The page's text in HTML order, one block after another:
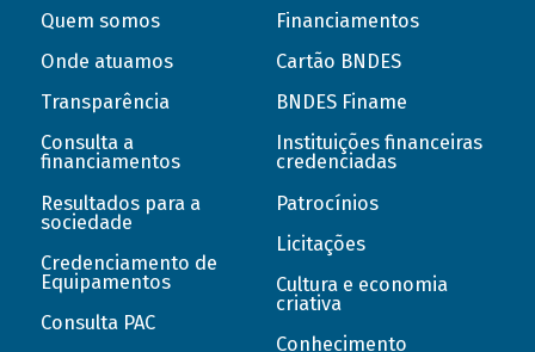
Quem somos
Onde atuamos
Transparência
Consulta a
financiamentos
Resultados para a
sociedade
Credenciamento de
Equipamentos
Consulta PAC
Financiamentos
Cartão BNDES
BNDES Finame
Instituições financeiras
credenciadas
Patrocínios
Licitações
Cultura e economia
criativa
Conhecimento